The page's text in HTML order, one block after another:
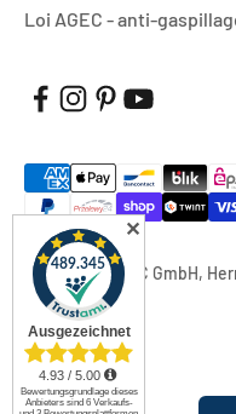
Loi AGEC - anti-
© 2026, FUXTEC GmbH,
reserved.
✕